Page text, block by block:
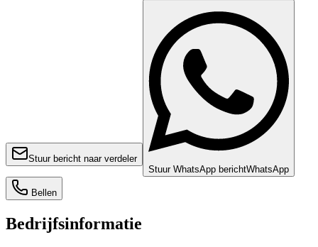
Stuur bericht naar verdeler
Stuur WhatsApp berichtWhatsApp
Bellen
Bedrijfsinformatie